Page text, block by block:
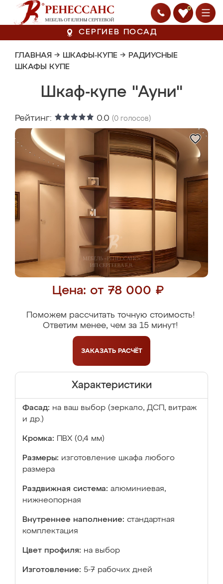
0
СЕРГИЕВ ПОСАД
ГЛАВНАЯ → ШКАФЫ-КУПЕ → РАДИУСНЫЕ
ШКАФЫ КУПЕ
Шкаф-купе "Ауни"
Рейтинг: 0.0 (0 голосов)
Цена: от 78 000 ₽
Поможем рассчитать точную стоимость!
Ответим менее, чем за 15 минут!
ЗАКАЗАТЬ РАСЧЁТ
Характеристики
Фасад: на ваш выбор (зеркало, ДСП, витраж
и др.)
Кромка: ПВХ (0,4 мм)
Размеры: изготовление шкафа любого
размера
Раздвижная система: алюминиевая,
нижнеопорная
Внутреннее наполнение: стандартная
комплектация
Цвет профиля: на выбор
Изготовление: 5-7 рабочих дней